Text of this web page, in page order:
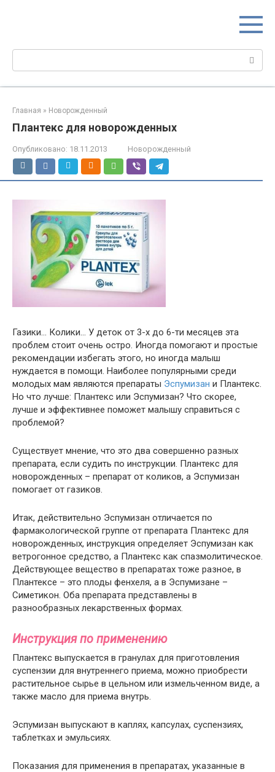
Поиск:
Главная » Новорожденный
Плантекс для новорожденных
Опубликовано: 18.11.2013 Новорожденный
Газики… Колики… У деток от 3-х до 6-ти месяцев эта
проблем стоит очень остро. Иногда помогают и простые
рекомендации избегать этого, но иногда малыш
нуждается в помощи. Наиболее популярными среди
молодых мам являются препараты Эспумизан и Плантекс.
Но что лучше: Плантекс или Эспумизан? Что скорее,
лучше и эффективнее поможет малышу справиться с
проблемой?
Существует мнение, что это два совершенно разных
препарата, если судить по инструкции. Плантекс для
новорожденных – препарат от коликов, а Эспумизан
помогает от газиков.
Итак, действительно Эспумизан отличается по
фармакологической группе от препарата Плантекс для
новорожденных, инструкция определяет Эспумизан как
ветрогонное средство, а Плантекс как спазмолитическое.
Действующее вещество в препаратах тоже разное, в
Плантексе – это плоды фенхеля, а в Эспумизане –
Симетикон. Оба препарата представлены в
разнообразных лекарственных формах.
Инструкция по применению
Плантекс выпускается в гранулах для приготовления
суспензии для внутреннего приема, можно приобрести
растительное сырье в цельном или измельченном виде, а
также масло для приема внутрь.
Эспумизан выпускают в каплях, капсулах, суспензиях,
таблетках и эмульсиях.
Показания для применения в препаратах, указанные в